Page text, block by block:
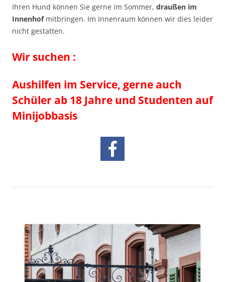
Ihren Hund können Sie gerne im Sommer, draußen im
Innenhof mitbringen. Im Innenraum können wir dies leider
nicht gestatten.
Wir suchen :
Aushilfen im Service, gerne auch
Schüler ab 18 Jahre und Studenten auf
Minijobbasis